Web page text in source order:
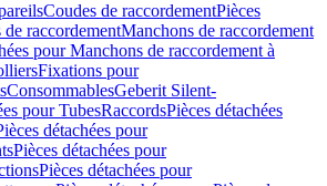
Coudes de raccordementPièces
de raccordementManchons de raccordement
pour Manchons de raccordement à
Fixations pour
ConsommablesGeberit Silent-
pour TubesRaccordsPièces détachées
détachées pour
Pièces détachées pour
Pièces détachées pour